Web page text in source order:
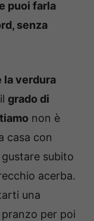
puoi farla
senza
la verdura
grado di
non è
casa con
subito
acerba.
una
pranzo per poi